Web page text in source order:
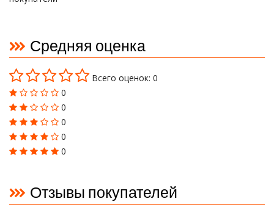
Средняя оценка
Всего оценок: 0
0
0
0
0
0
Отзывы покупателей